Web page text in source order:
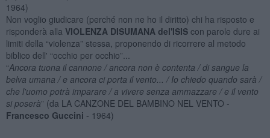
1964)
Non voglio giudicare (perché non ne ho il diritto) chi ha risposto e
risponderà alla VIOLENZA DISUMANA del'ISIScon parole dure ai
limiti della “violenza” stessa, proponendo di ricorrere al metodo
biblico dell' “occhio per occhio”...
“Ancora tuona il cannone / ancora non è contenta / di sangue la
belva umana / e ancora ci porta il vento... / Io chiedo quando sarà /
che l'uomo potrà imparare / a vivere senza ammazzare / e il vento
si poserà” (da LA CANZONE DEL BAMBINO NEL VENTO -
Francesco Guccini - 1964)